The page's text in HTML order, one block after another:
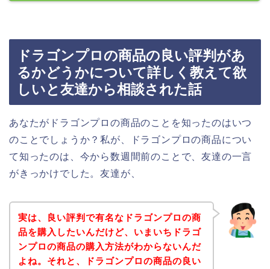
ドラゴンプロの商品の良い評判があ
るかどうかについて詳しく教えて欲
しいと友達から相談された話
あなたがドラゴンプロの商品のことを知ったのはいつ
のことでしょうか？私が、ドラゴンプロの商品につい
て知ったのは、今から数週間前のことで、友達の一言
がきっかけでした。友達が、
実は、良い評判で有名なドラゴンプロの商
品を購入したいんだけど、いまいちドラゴ
ンプロの商品の購入方法がわからないんだ
よね。それと、ドラゴンプロの商品の良い